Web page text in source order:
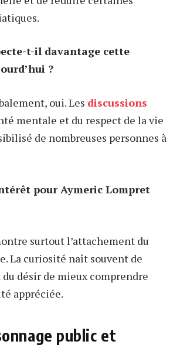
t-il davantage cette
?
oui. Les discussions
mentale et du respect de la vie
de nombreuses personnes à
pour Aymeric Lompret
surtout l’attachement du
La curiosité naît souvent de
désir de mieux comprendre
appréciée.
public et